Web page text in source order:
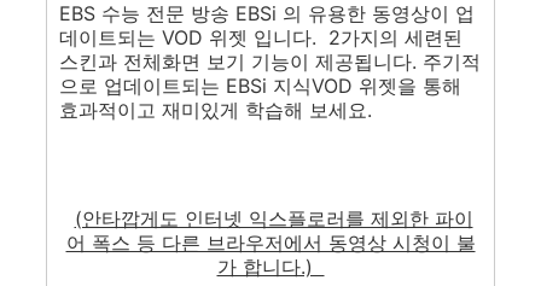
EBS 수능 전문 방송 EBSi 의 유용한 동영상이 업
데이트되는 VOD 위젯 입니다. 2가지의 세련된
스킨과 전체화면 보기 기능이 제공됩니다. 주기적
으로 업데이트되는 EBSi 지식VOD 위젯을 통해
효과적이고 재미있게 학습해 보세요.
(안타깝게도 인터넷 익스플로러를 제외한 파이
어 폭스 등 다른 브라우저에서 동영상 시청이 불
가 합니다.)